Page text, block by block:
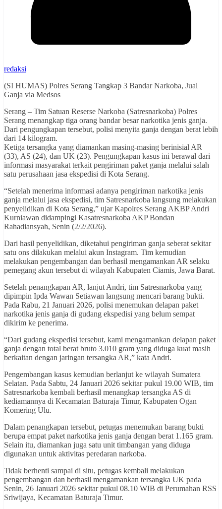
redaksi
(SI HUMAS) Polres Serang Tangkap 3 Bandar Narkoba, Jual
Ganja via Medsos
Serang – Tim Satuan Reserse Narkoba (Satresnarkoba) Polres
Serang menangkap tiga orang bandar besar narkotika jenis ganja.
Dari pengungkapan tersebut, polisi menyita ganja dengan berat lebih
dari 14 kilogram.
Ketiga tersangka yang diamankan masing-masing berinisial AR
(33), AS (24), dan UK (23). Pengungkapan kasus ini berawal dari
informasi masyarakat terkait pengiriman paket ganja melalui salah
satu perusahaan jasa ekspedisi di Kota Serang.
“Setelah menerima informasi adanya pengiriman narkotika jenis
ganja melalui jasa ekspedisi, tim Satresnarkoba langsung melakukan
penyelidikan di Kota Serang,” ujar Kapolres Serang AKBP Andri
Kurniawan didampingi Kasatresnarkoba AKP Bondan
Rahadiansyah, Senin (2/2/2026).
Dari hasil penyelidikan, diketahui pengiriman ganja seberat sekitar
satu ons dilakukan melalui akun Instagram. Tim kemudian
melakukan pengembangan dan berhasil mengamankan AR selaku
pemegang akun tersebut di wilayah Kabupaten Ciamis, Jawa Barat.
Setelah penangkapan AR, lanjut Andri, tim Satresnarkoba yang
dipimpin Ipda Wawan Setiawan langsung mencari barang bukti.
Pada Rabu, 21 Januari 2026, polisi menemukan delapan paket
narkotika jenis ganja di gudang ekspedisi yang belum sempat
dikirim ke penerima.
“Dari gudang ekspedisi tersebut, kami mengamankan delapan paket
ganja dengan total berat bruto 3.010 gram yang diduga kuat masih
berkaitan dengan jaringan tersangka AR,” kata Andri.
Pengembangan kasus kemudian berlanjut ke wilayah Sumatera
Selatan. Pada Sabtu, 24 Januari 2026 sekitar pukul 19.00 WIB, tim
Satresnarkoba kembali berhasil menangkap tersangka AS di
kediamannya di Kecamatan Baturaja Timur, Kabupaten Ogan
Komering Ulu.
Dalam penangkapan tersebut, petugas menemukan barang bukti
berupa empat paket narkotika jenis ganja dengan berat 1.165 gram.
Selain itu, diamankan juga satu unit timbangan yang diduga
digunakan untuk aktivitas peredaran narkoba.
Tidak berhenti sampai di situ, petugas kembali melakukan
pengembangan dan berhasil mengamankan tersangka UK pada
Senin, 26 Januari 2026 sekitar pukul 08.10 WIB di Perumahan RSS
Sriwijaya, Kecamatan Baturaja Timur.